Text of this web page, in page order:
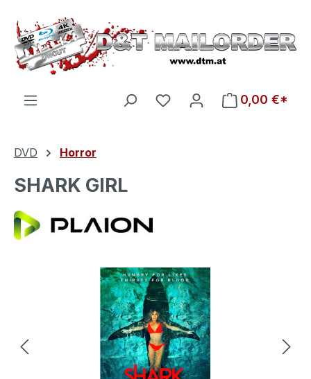
Zum Hauptinhalt springen
Du hast 0 Produkte auf
0,00 €*
DVD Horror
SHARK GIRL
Bildergalerie überspringen